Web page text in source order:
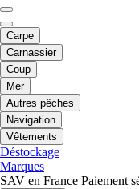
Carpe
Carnassier
Coup
Mer
Autres pêches
Navigation
Vêtements
Déstockage
Marques
SAV en France Paiement